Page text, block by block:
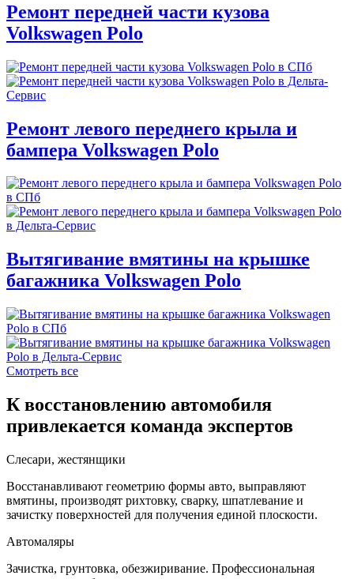
Ремонт передней части кузова
Volkswagen Polo
Ремонт левого переднего крыла и
бампера Volkswagen Polo
Вытягивание вмятины на крышке
багажника Volkswagen Polo
Смотреть все
К восстановлению автомобиля
привлекается команда экспертов
Слесари, жестянщики
Восстанавливают геометрию формы авто, выправляют
вмятины, производят рихтовку, сварку, шпатлевание и
зачистку поверхностей для получения единой плоскости.
Автомаляры
Зачистка, грунтовка, обезжиривание. Профессиональная